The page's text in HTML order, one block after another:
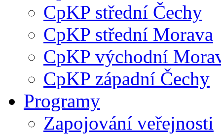
CpKP střední Čechy
CpKP střední Morava
CpKP východní
CpKP západní Čechy
Programy
Zapojování veřejnosti